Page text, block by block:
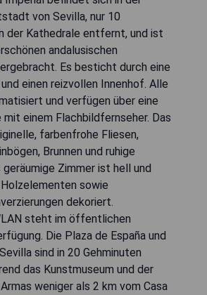
von Sevilla, nur 10
der Kathedrale entfernt, und ist
andalusischen
Es besticht durch eine
einen reizvollen Innenhof. Alle
und verfügen über eine
einem Flachbildfernseher. Das
farbenfrohe Fliesen,
Brunnen und ruhige
geräumige Zimmer ist hell und
sowie
dekoriert.
steht im öffentlichen
Die Plaza de España und
sind in 20 Gehminuten
das Kunstmuseum und der
weniger als 2 km vom Casa